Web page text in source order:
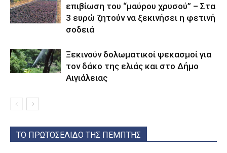
επιβίωση του “μαύρου χρυσού” – Στα
3 ευρώ ζητούν να ξεκινήσει η φετινή
σοδειά
Ξεκινούν δολωματικοί ψεκασμοί για
τον δάκο της ελιάς και στο Δήμο
Αιγιάλειας
ΤΟ ΠΡΩΤΟΣΕΛΙΔΟ ΤΗΣ ΠΕΜΠΤΗΣ